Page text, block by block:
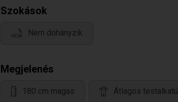
Szokások
Nem dohányzik
Megjelenés
180 cm magas Átlagos testalkatú